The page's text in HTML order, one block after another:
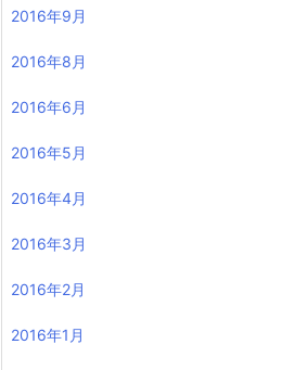
2016年9月
2016年8月
2016年6月
2016年5月
2016年4月
2016年3月
2016年2月
2016年1月